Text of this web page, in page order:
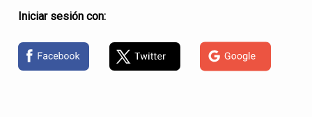
Iniciar sesión con: